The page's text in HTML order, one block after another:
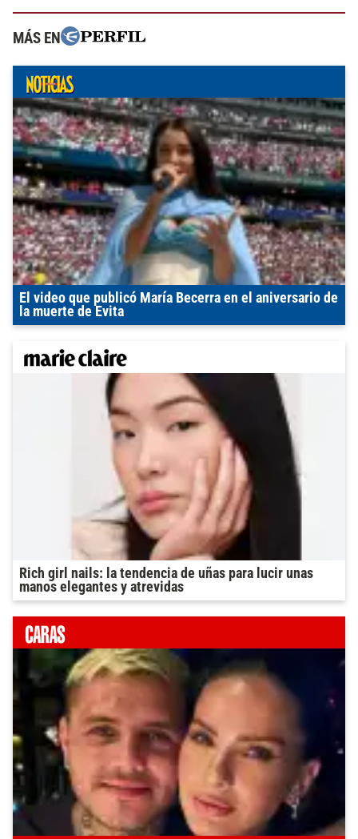
MÁS EN
El video que publicó María Becerra en el aniversario de
la muerte de Evita
Rich girl nails: la tendencia de uñas para lucir unas
manos elegantes y atrevidas